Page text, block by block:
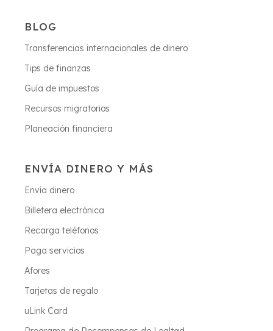
BLOG
Transferencias internacionales de dinero
Tips de finanzas
Guía de impuestos
Recursos migratorios
Planeación financiera
ENVÍA DINERO Y MÁS
Envía dinero
Billetera electrónica
Recarga teléfonos
Paga servicios
Afores
Tarjetas de regalo
uLink Card